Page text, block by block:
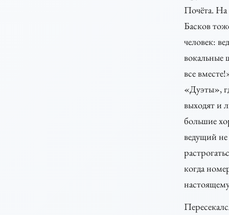
Почёта. На
Басков
человек:
все
«Дуэты»,
выходят и
большие
ведущий не
когда